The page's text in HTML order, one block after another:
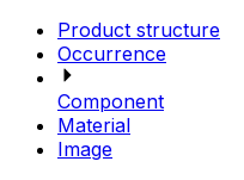
Product structure
Occurrence
Component
Material
Image